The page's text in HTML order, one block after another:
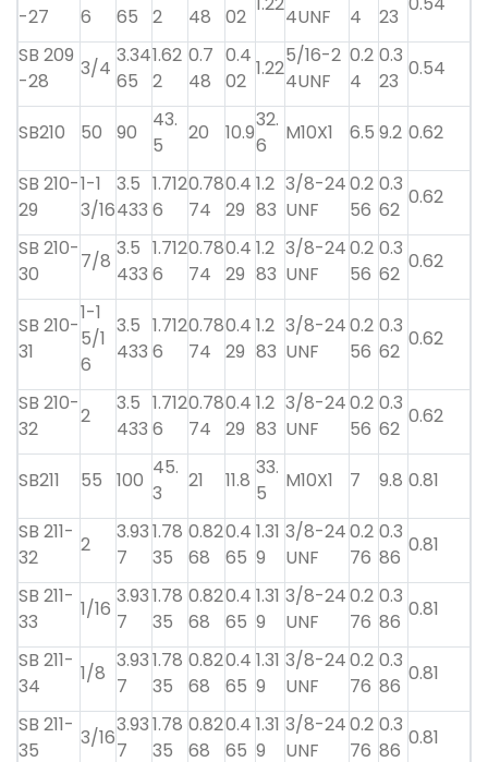
-27
6
65
2
48
02
4UNF
4
23
SB 209
-28
3/4
3.34
65
1.62
2
0.7
48
0.4
02
1.22
5/16-2
4UNF
0.2
4
0.3
23
0.54
SB210 50 90
43.
5
20 10.9
32.
6
M10X1 6.5 9.2 0.62
SB 210-
29
1-1
3/16
3.5
433
1.712
6
0.78
74
0.4
29
1.2
83
3/8-24
UNF
0.2
56
0.3
62
0.62
SB 210-
30
7/8
3.5
433
1.712
6
0.78
74
0.4
29
1.2
83
3/8-24
UNF
0.2
56
0.3
62
0.62
SB 210-
31
1-1
5/1
6
3.5
433
1.712
6
0.78
74
0.4
29
1.2
83
3/8-24
UNF
0.2
56
0.3
62
0.62
SB 210-
32
2
3.5
433
1.712
6
0.78
74
0.4
29
1.2
83
3/8-24
UNF
0.2
56
0.3
62
0.62
SB211 55 100
45.
3
21 11.8
33.
5
M10X1 7 9.8 0.81
SB 211-
32
2
3.93
7
1.78
35
0.82
68
0.4
65
1.31
9
3/8-24
UNF
0.2
76
0.3
86
0.81
SB 211-
33
1/16
3.93
7
1.78
35
0.82
68
0.4
65
1.31
9
3/8-24
UNF
0.2
76
0.3
86
0.81
SB 211-
34
1/8
3.93
7
1.78
35
0.82
68
0.4
65
1.31
9
3/8-24
UNF
0.2
76
0.3
86
0.81
SB 211-
35
3/16
3.93
7
1.78
35
0.82
68
0.4
65
1.31
9
3/8-24
UNF
0.2
76
0.3
86
0.81